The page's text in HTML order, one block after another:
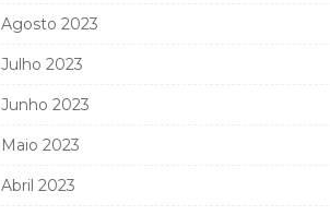
Agosto 2023
Julho 2023
Junho 2023
Maio 2023
Abril 2023